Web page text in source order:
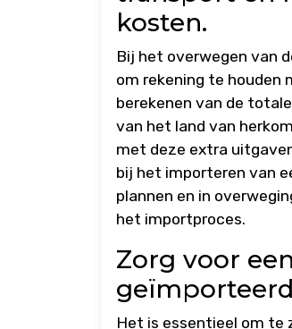
kosten.
Bij het overwegen van
om rekening te houden
berekenen van de
van het land van
met deze extra
bij het importeren van
plannen en in
het importproces.
Zorg voor
Het is essentieel om te